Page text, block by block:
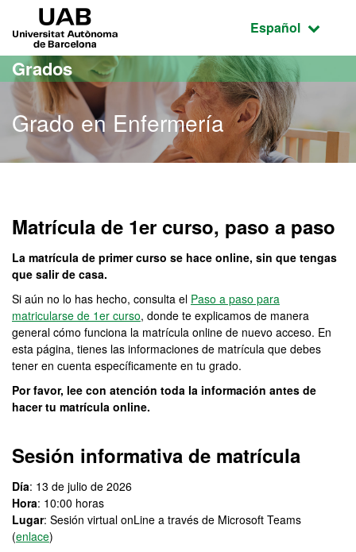
Acceso al contenido principal
Acceso a la navegación de la página
Idioma
Español
Grados
Grado en Enfermería
Matrícula de 1er curso, paso a paso
La matrícula de primer curso se hace online, sin que tengas
que salir de casa.
Si aún no lo has hecho, consulta el Paso a paso para
matricularse de 1er curso, donde te explicamos de manera
general cómo funciona la matrícula online de nuevo acceso. En
esta página, tienes las informaciones de matrícula que debes
tener en cuenta específicamente en tu grado.
Por favor, lee con atención toda la información antes de
hacer tu matrícula online.
Sesión informativa de matrícula
Día: 13 de julio de 2026
Hora: 10:00 horas
Lugar: Sesión virtual onLine a través de Microsoft Teams
(enlace)